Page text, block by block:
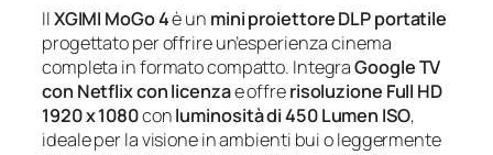
IlXGIMI MoGo 4è un mini proiettore DLP portatile
progettato per offrire un’esperienza cinema
completa in formato compatto. IntegraGoogle TV
con Netflix con licenzae offrerisoluzione Full HD
1920 x 1080conluminosità di 450 Lumen ISO,
ideale per la visione in ambienti bui o leggermente